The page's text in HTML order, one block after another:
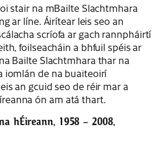
stair na mBailte Slachtmhara
ar líne. Áirítear leis seo an
scríofa ar gach rannpháirtí
foilseacháin a bhfuil spéis ar
Bailte Slachtmhara thar na
iomlán de na buaiteoirí
an gcuid seo de réir mar a
ón am atá thart.
hÉireann, 1958 – 2008,